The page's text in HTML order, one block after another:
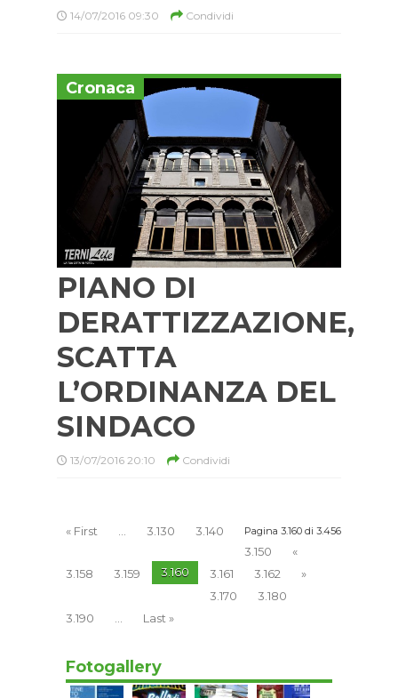
14/07/2016 09:30 Condividi
Cronaca
PIANO DI
DERATTIZZAZIONE,
SCATTA
L’ORDINANZA DEL
SINDACO
13/07/2016 20:10 Condividi
Pagina 3.160 di 3.456
« First 3.130
3.140
3.150
«
3.158
3.159 3.160 3.161 3.162
»
3.170
3.180
3.190
Last »
Fotogallery